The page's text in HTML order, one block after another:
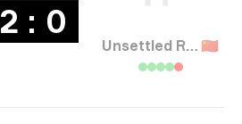
2 : 0
Unsettled Resentment 🇨🇳